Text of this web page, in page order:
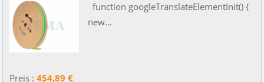
function googleTranslateElementInit() {
new...
Preis : 454,89 €